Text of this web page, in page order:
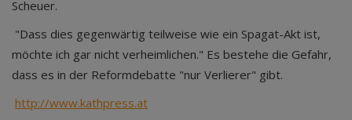
Scheuer.
"Dass dies gegenwärtig teilweise wie ein Spagat-Akt ist,
möchte ich gar nicht verheimlichen." Es bestehe die Gefahr,
dass es in der Reformdebatte "nur Verlierer" gibt.
http://www.kathpress.at